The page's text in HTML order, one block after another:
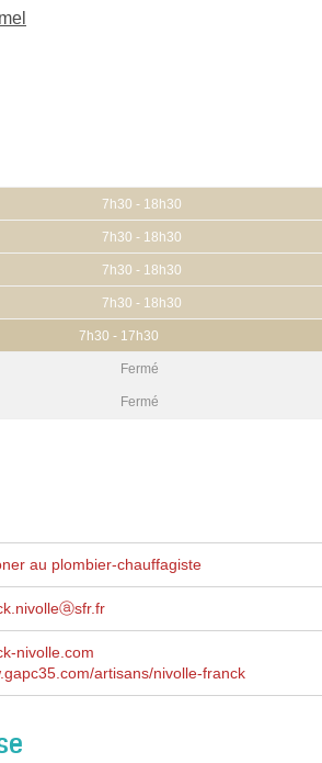
7h30 - 18h30
7h30 - 18h30
7h30 - 18h30
7h30 - 18h30
7h30 - 17h30
Fermé
Fermé
au plombier-chauffagiste
nivolle.com
artisans/nivolle-franck